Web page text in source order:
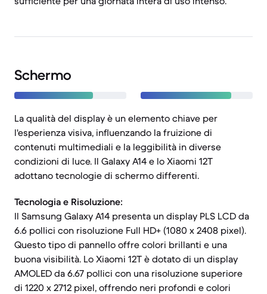
Schermo
La qualità del display è un elemento chiave per
l'esperienza visiva, influenzando la fruizione di
contenuti multimediali e la leggibilità in diverse
condizioni di luce. Il Galaxy A14 e lo Xiaomi 12T
adottano tecnologie di schermo differenti.
Tecnologia e Risoluzione:
Il Samsung Galaxy A14 presenta un display PLS LCD da
6.6 pollici con risoluzione Full HD+ (1080 x 2408 pixel).
Questo tipo di pannello offre colori brillanti e una
buona visibilità. Lo Xiaomi 12T è dotato di un display
AMOLED da 6.67 pollici con una risoluzione superiore
di 1220 x 2712 pixel, offrendo neri profondi e colori